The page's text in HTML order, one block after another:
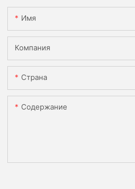
Имя
Компания
Страна
Содержание